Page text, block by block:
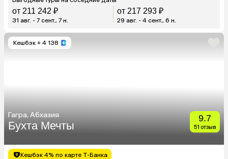
от 211 242 ₽
31 авг. - 7 сент., 7 н.
от 217 293 ₽
29 авг. - 4 сент., 6 н.
Кешбэк + 4 138
Гагра, Абхазия
Бухта Мечты
9.7
51 отзыв
Кешбэк 4% по карте Т-Банка